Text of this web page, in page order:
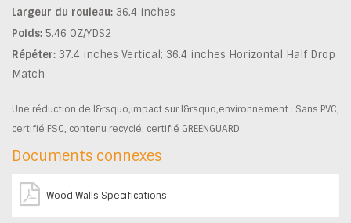
Largeur du rouleau: 36.4 inches
Poids: 5.46 OZ/YDS2
Répéter: 37.4 inches Vertical; 36.4 inches Horizontal Half Drop
Match
Une réduction de l&rsquo;impact sur l&rsquo;environnement : Sans PVC,
certifié FSC, contenu recyclé, certifié GREENGUARD
Documents connexes
Wood Walls Specifications